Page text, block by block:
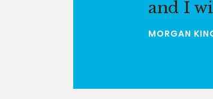
and I
MORGAN